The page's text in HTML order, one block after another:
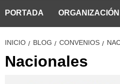
PORTADA ORGANIZACIÓN
INICIO BLOG CONVENIOS
Nacionales